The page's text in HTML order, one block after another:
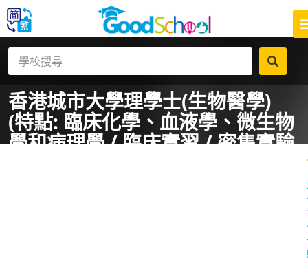
香港城市大學理學士(生物醫學)
(特點: 臨床化學、血液學、微生物
學和病理學 / 臨床實習 / 密集實驗